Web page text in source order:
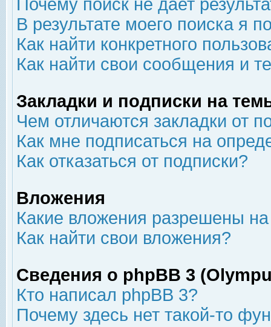
Почему поиск не дает
В результате моего поиска я
Как найти конкретного
Как найти свои сообщения и
Закладки и подписки на
Чем отличаются закладки от
Как мне подписаться на
Как отказаться от подписки?
Вложения
Какие вложения разрешены
Как найти свои вложения?
Сведения о phpBB 3
Кто написал phpBB 3?
Почему здесь нет такой-то